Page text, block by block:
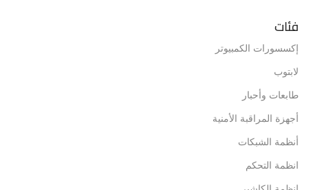
فئات
إكسسورات الكمبيوتر
لابتوب
طابعات وأحبار
أجهزة المراقبة الأمنية
أنظمة الشبكات
انظمة التحكم